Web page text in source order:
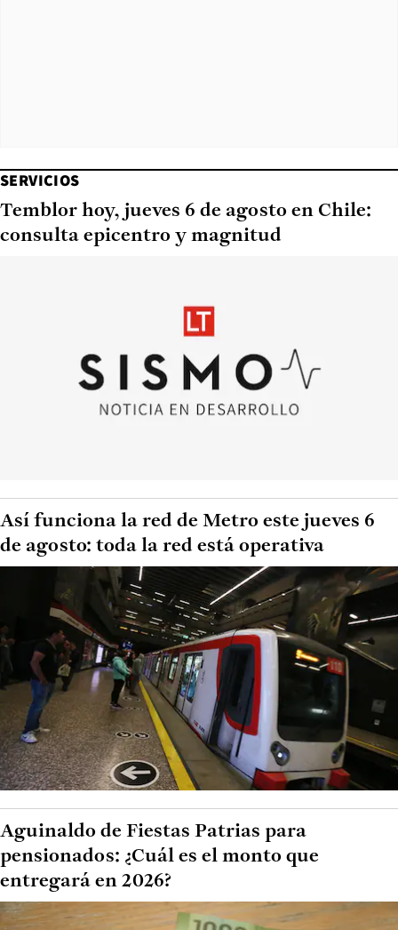
SERVICIOS
Temblor hoy, jueves 6 de agosto en Chile:
consulta epicentro y magnitud
Así funciona la red de Metro este jueves 6
de agosto: toda la red está operativa
Aguinaldo de Fiestas Patrias para
pensionados: ¿Cuál es el monto que
entregará en 2026?